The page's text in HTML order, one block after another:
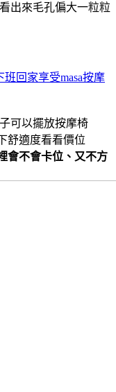
出來毛孔偏大一粒粒
回家享受masa按摩
可以擺放按摩椅
舒適度看看價位
會不會卡位、又不方